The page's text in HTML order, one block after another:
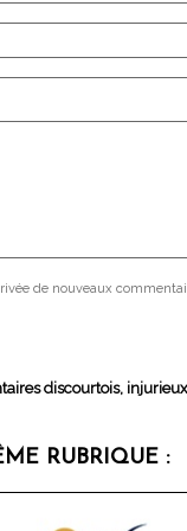
de nouveaux
discourtois,
RUBRIQUE :